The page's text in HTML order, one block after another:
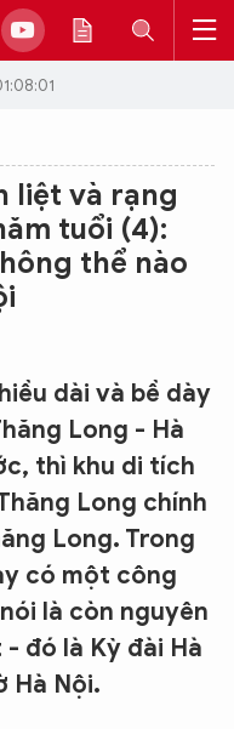
liệt và rạng
tuổi (4):
thể nào
dài và bề dày
Long - Hà
thì khu di tích
Long chính
Long. Trong
có một công
là còn nguyên
đó là Kỳ đài Hà
Hà Nội.